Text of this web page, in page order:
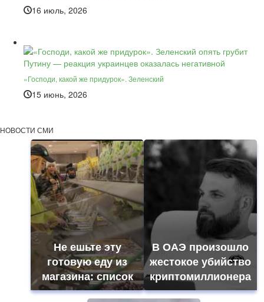
16 июль, 2026
«Господи, какой же придурок». Зеленский
15 июнь, 2026
НОВОСТИ СМИ
Не ешьте эту
готовую еду из
магазина: список
В ОАЭ произошло
жестокое убийство
криптомиллионера